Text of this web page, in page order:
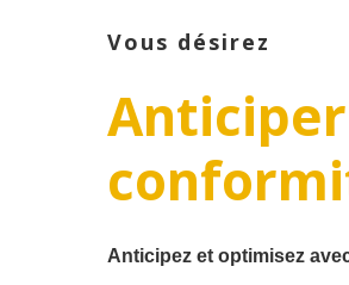
Vous désirez
Anticiper
Anticipez et optimisez